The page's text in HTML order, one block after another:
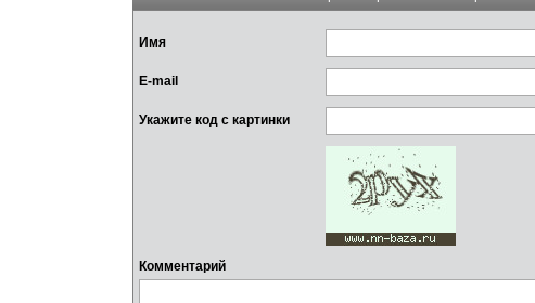
Имя
E-mail
Укажите код с картинки
Комментарий